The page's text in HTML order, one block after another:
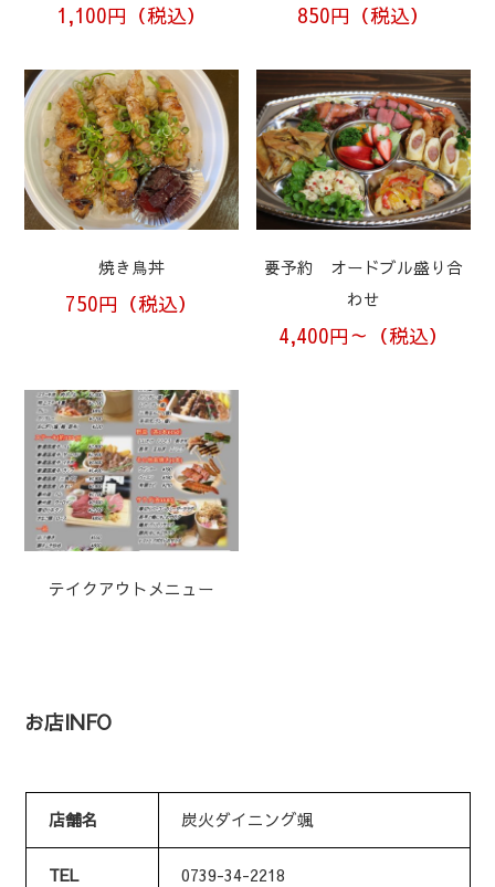
1,100円（税込） 850円（税込）
焼き鳥丼
750円（税込）
要予約 オードブル盛り合
わせ
4,400円～（税込）
テイクアウトメニュー
お店INFO
店舗名 炭火ダイニング颯
TEL 0739-34-2218